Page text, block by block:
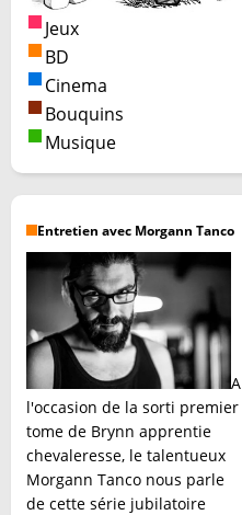
Jeux
BD
Cinema
Bouquins
Musique
Entretien avec Morgann Tanco
A
l'occasion de la sorti premier
tome de Brynn apprentie
chevaleresse, le talentueux
Morgann Tanco nous parle
de cette série jubilatoire